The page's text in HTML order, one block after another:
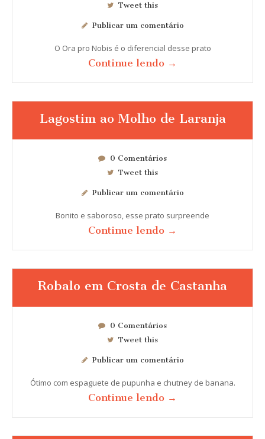
Tweet this
Publicar um comentário
O Ora pro Nobis é o diferencial desse prato
Continue lendo →
Lagostim ao Molho de Laranja
0 Comentários
Tweet this
Publicar um comentário
Bonito e saboroso, esse prato surpreende
Continue lendo →
Robalo em Crosta de Castanha
0 Comentários
Tweet this
Publicar um comentário
Ótimo com espaguete de pupunha e chutney de banana.
Continue lendo →